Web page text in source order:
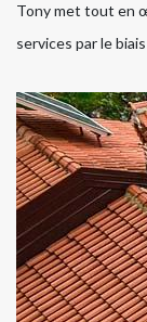
Tony met tout en
services par le